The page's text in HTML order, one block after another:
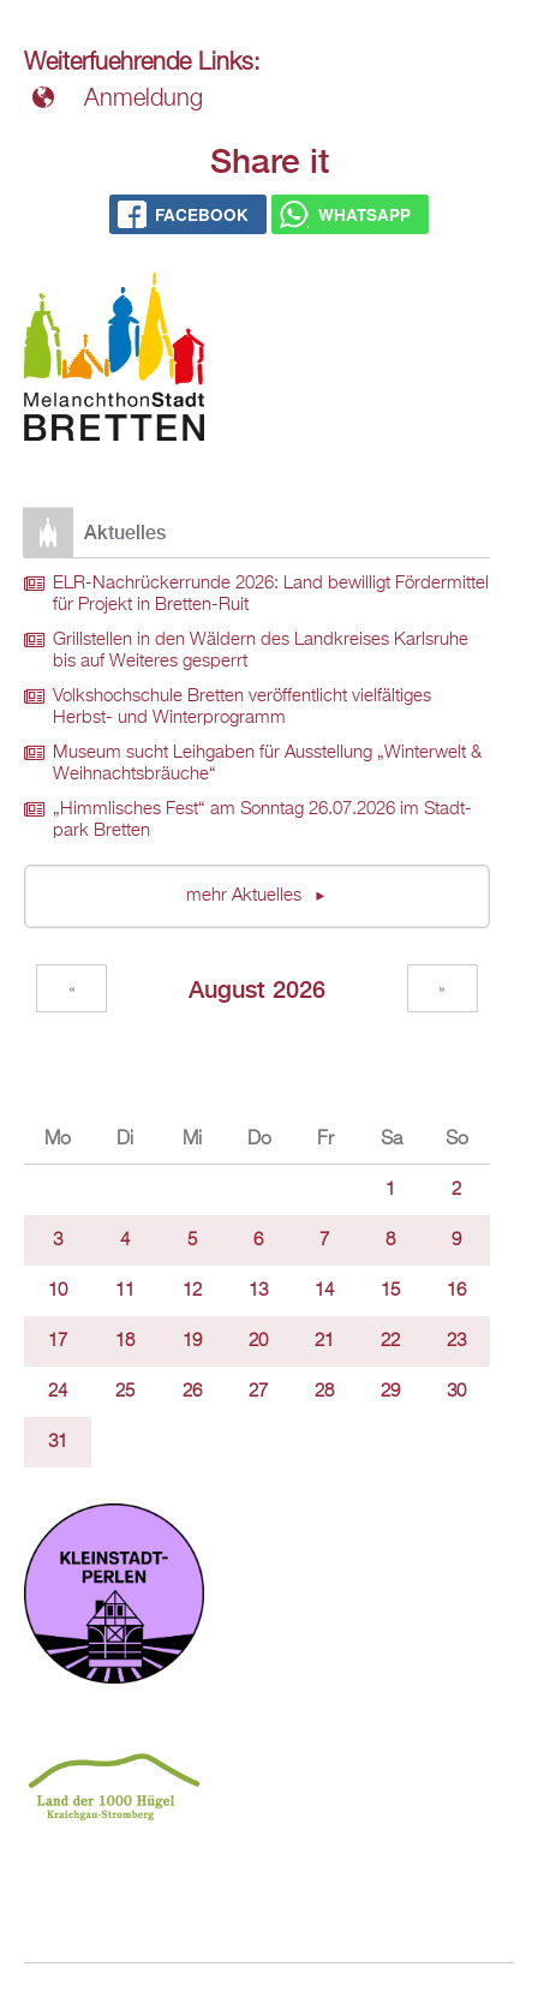
Wei­ter­fueh­ren­de Links:
An­mel­dung
Share it
FACE­BOOK WHATS­APP
Ak­tu­el­les
ELR-Nach­rü­ck­er­run­de 2026: Land be­wil­ligt För­der­mit­tel
für Pro­jekt in Brett­en-Ruit
Grill­stel­len in den Wäl­dern des Land­krei­ses Karls­ru­he
bis auf Wei­te­res ge­sperrt
Volks­hoch­schu­le Brett­en ver­öf­fent­licht viel­fäl­ti­ges
Herbst- und Win­ter­pro­gramm
Mu­se­um sucht Leih­ga­ben für Aus­stel­lung „Win­ter­welt &
Weih­nachts­bräu­che“
„Himm­li­sches Fest“ am Sonn­tag 26.07.2026 im Stadt­
park Brett­en
mehr Ak­tu­el­les
Au­gust 2026
« »
Mo Di Mi Do Fr Sa So
1 2
3 4 5 6 7 8 9
10 11 12 13 14 15 16
17 18 19 20 21 22 23
24 25 26 27 28 29 30
31